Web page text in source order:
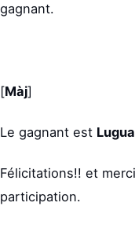
gagnant.
[Màj]
Le gagnant est
Félicitations!! et
participation.